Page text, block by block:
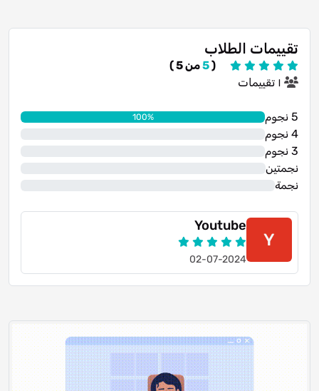
تقييمات الطلاب
(
5من 5 )
١ تقييمات
5 نجوم 100%
4 نجوم
3 نجوم
نجمتين
نجمة
Y
Youtube
02-07-2024